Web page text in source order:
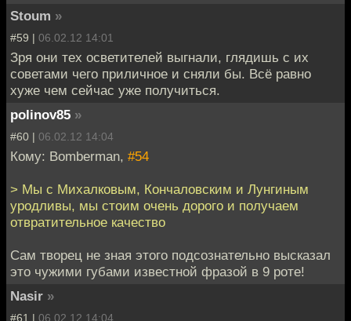
Stoum »
#59 | 06.02.12 14:01
Зря они тех осветителей выгнали, глядишь с их
советами чего приличное и сняли бы. Всё равно
хуже чем сейчас уже получиться.
polinov85 »
#60 | 06.02.12 14:04
Кому: Bomberman, #54
> Мы с Михалковым, Кончаловским и Лунгиным
уродливы, мы стоим очень дорого и получаем
отвратительное качество
Сам творец не зная этого подсознательно высказал
это чужими губами известной фразой в 9 роте!
Nasir »
#61 | 06.02.12 14:04